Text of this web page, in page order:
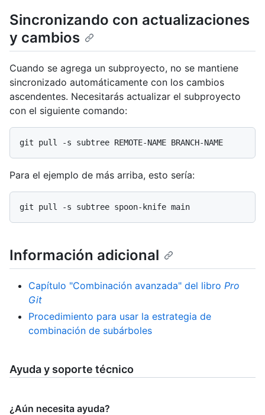
Sincronizando con actualizaciones
y cambios
Cuando se agrega un subproyecto, no se mantiene
sincronizado automáticamente con los cambios
ascendentes. Necesitarás actualizar el subproyecto
con el siguiente comando:
Para el ejemplo de más arriba, esto sería:
Información adicional
Capítulo "Combinación avanzada" del libro Pro
Git
Procedimiento para usar la estrategia de
combinación de subárboles
Ayuda y soporte técnico
¿Aún necesita ayuda?